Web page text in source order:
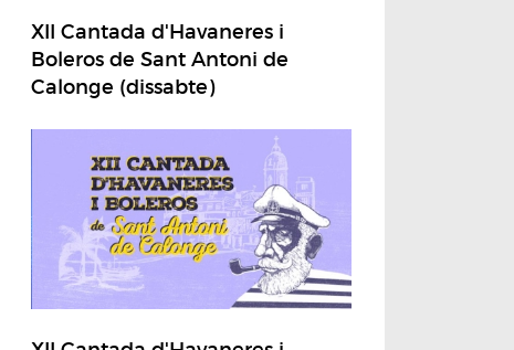
XII Cantada d'Havaneres i
Boleros de Sant Antoni de
Calonge (dissabte)